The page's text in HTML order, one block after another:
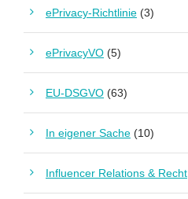
ePrivacy-Richtlinie (3)
ePrivacyVO (5)
EU-DSGVO (63)
In eigener Sache (10)
Influencer Relations & Recht